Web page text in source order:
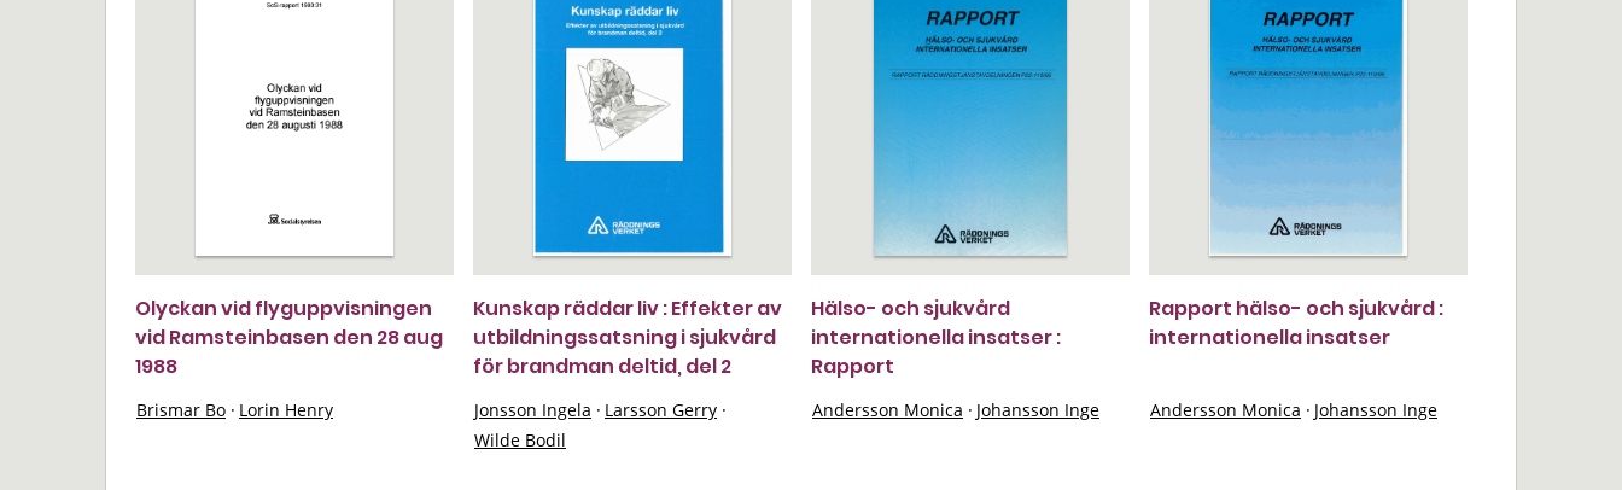
Olyckan vid flyguppvisningen
vid Ramsteinbasen den 28 aug
1988
Brismar Bo · Lorin Henry
Kunskap räddar liv : Effekter av
utbildningssatsning i sjukvård
för brandman deltid, del 2
Jonsson Ingela · Larsson Gerry ·
Wilde Bodil
Hälso- och sjukvård
internationella insatser :
Rapport
Andersson Monica · Johansson Inge
Rapport hälso- och sjukvård :
internationella insatser
Andersson Monica · Johansson Inge